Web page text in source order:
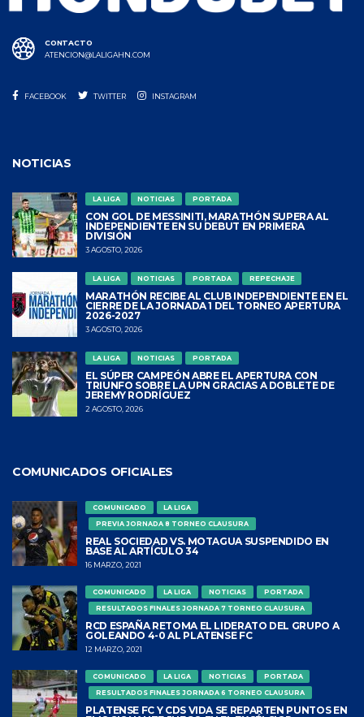
CONTACTO
ATENCION@LALIGAHN.COM
FACEBOOK TWITTER INSTAGRAM
NOTICIAS
LA LIGA NOTICIAS PORTADA
CON GOL DE MESSINITI, MARATHÓN SUPERA AL
INDEPENDIENTE EN SU DEBUT EN PRIMERA
DIVISIÓN
3 AGOSTO, 2026
LA LIGA NOTICIAS PORTADA REPECHAJE
MARATHÓN RECIBE AL CLUB INDEPENDIENTE EN EL
CIERRE DE LA JORNADA 1 DEL TORNEO APERTURA
2026-2027
3 AGOSTO, 2026
LA LIGA NOTICIAS PORTADA
EL SÚPER CAMPEÓN ABRE EL APERTURA CON
TRIUNFO SOBRE LA UPN GRACIAS A DOBLETE DE
JEREMY RODRÍGUEZ
2 AGOSTO, 2026
COMUNICADOS OFICIALES
COMUNICADO
LA LIGA
PREVIA JORNADA 8 TORNEO CLAUSURA
REAL SOCIEDAD VS. MOTAGUA SUSPENDIDO EN
BASE AL ARTÍCULO 34
16 MARZO, 2021
COMUNICADO LA LIGA NOTICIAS
PORTADA
RESULTADOS FINALES JORNADA 7 TORNEO CLAUSURA
RCD ESPAÑA RETOMA EL LIDERATO DEL GRUPO A
GOLEANDO 4-0 AL PLATENSE FC
12 MARZO, 2021
COMUNICADO LA LIGA NOTICIAS
PORTADA
RESULTADOS FINALES JORNADA 6 TORNEO CLAUSURA
PLATENSE FC Y CDS VIDA SE REPARTEN PUNTOS EN